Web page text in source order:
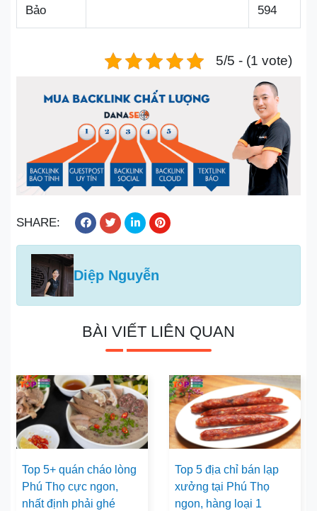
Bảo
594
5/5 - (1 vote)
SHARE:
Diệp Nguyễn
BÀI VIẾT LIÊN QUAN
Top 5+ quán cháo lòng
Phú Thọ cực ngon,
nhất định phải ghé
Top 5 địa chỉ bán lạp
xưởng tại Phú Thọ
ngon, hàng loại 1